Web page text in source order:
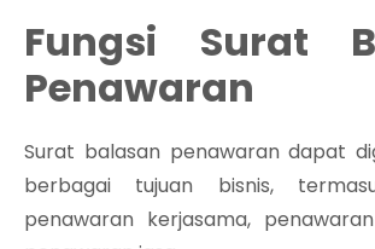
Fungsi Surat
Penawaran
Surat balasan penawaran dapat
berbagai tujuan bisnis,
penawaran kerjasama,